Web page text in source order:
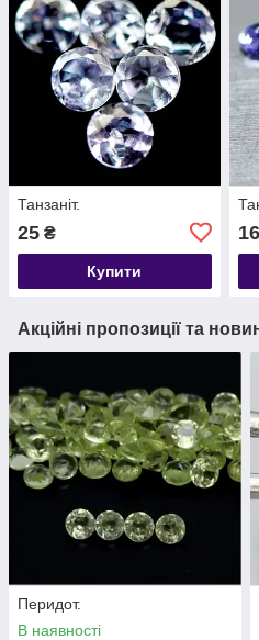
Танзаніт.
25 ₴
Купити
Акційні пропозиції та
Перидот.
В наявності